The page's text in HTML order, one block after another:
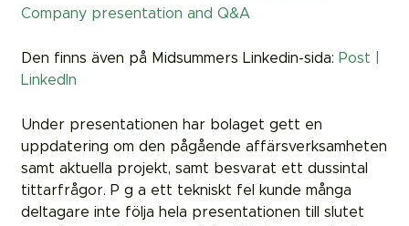
Company presentation and Q&A
Den finns även på Midsummers Linkedin-sida: Post |
LinkedIn
Under presentationen har bolaget gett en
uppdatering om den pågående affärsverksamheten
samt aktuella projekt, samt besvarat ett dussintal
tittarfrågor. P g a ett tekniskt fel kunde många
deltagare inte följa hela presentationen till slutet